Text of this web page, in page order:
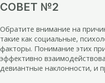
СОВЕТ №2
Обратите внимание на
такие как социальные,
факторы. Понимание этих
эффективно
девиантные наклонности, и